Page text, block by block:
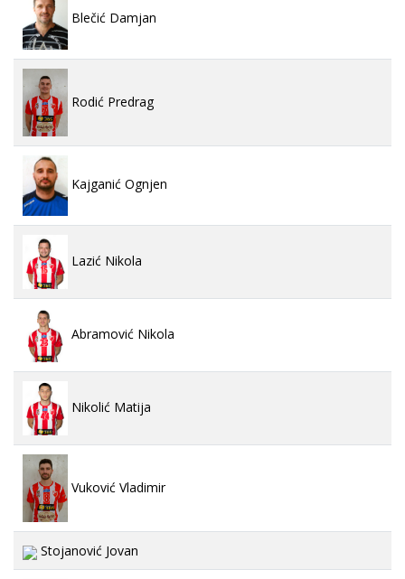
Blečić Damjan
Rodić Predrag
Kajganić Ognjen
Lazić Nikola
Abramović Nikola
Nikolić Matija
Vuković Vladimir
Stojanović Jovan